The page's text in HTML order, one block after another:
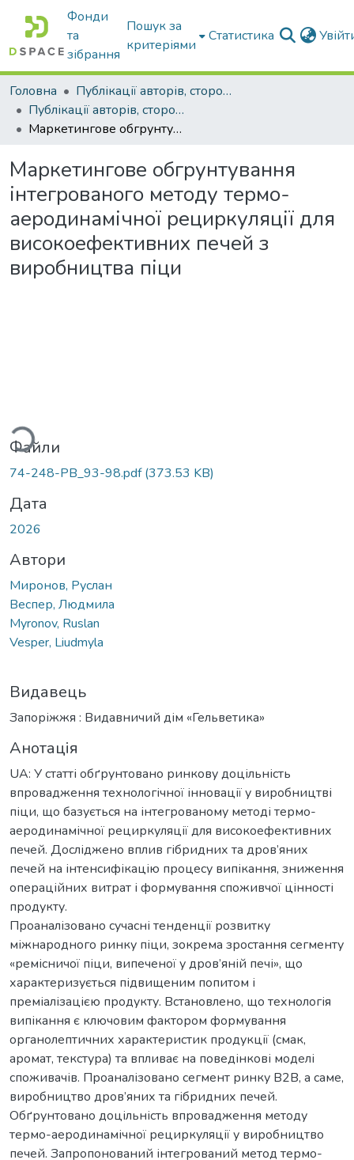
Фонди
та
зібрання
Пошук за
критеріями
Статистика
Головна
Публікації авторів, сторонніх університету
Публікації авторів, сторонніх університету
Маркетингове обгрунтування інтегрованого методу термо-аеродинамічної рециркуляції для високоефективних печей з виробництва піци
Маркетингове обгрунтування
інтегрованого методу термо-
аеродинамічної рециркуляції для
високоефективних печей з
виробництва піци
Вантажиться...
Файли
74-248-PB_93-98.pdf(373.53 KB)
Дата
2026
Автори
Миронов, Руслан
Веспер, Людмила
Myronov, Ruslan
Vesper, Liudmyla
Видавець
Запоріжжя : Видавничий дім «Гельветика»
Анотація
UA: У статті обґрунтовано ринкову доцільність
впровадження технологічної інновації у виробництві
піци, що базується на інтегрованому методі термо-
аеродинамічної рециркуляції для високоефективних
печей. Досліджено вплив гібридних та дров’яних
печей на інтенсифікацію процесу випікання, зниження
операційних витрат і формування споживчої цінності
продукту.
Проаналізовано сучасні тенденції розвитку
міжнародного ринку піци, зокрема зростання сегменту
«ремісничої піци, випеченої у дров’яній печі», що
характеризується підвищеним попитом і
преміалізацією продукту. Встановлено, що технологія
випікання є ключовим фактором формування
органолептичних характеристик продукції (смак,
аромат, текстура) та впливає на поведінкові моделі
споживачів. Проаналізовано сегмент ринку В2В, а саме,
виробництво дров’яних та гібридних печей.
Обґрунтовано доцільність впровадження методу
термо-аеродинамічної рециркуляції у виробництво
печей. Запропонований інтегрований метод термо-